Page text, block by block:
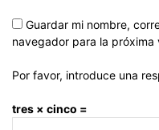
Guardar mi nombre,
navegador para la próxima
Por favor, introduce una
tres × cinco =